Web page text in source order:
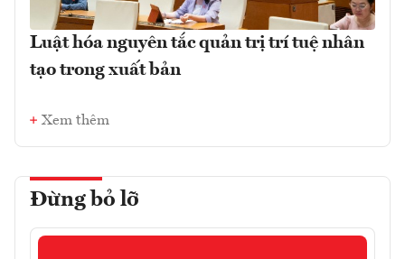
Luật hóa nguyên tắc quản trị trí tuệ nhân
tạo trong xuất bản
Xem thêm
Đừng bỏ lỡ